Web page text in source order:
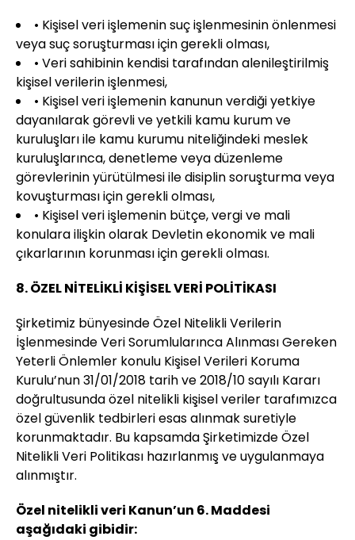
• Kişisel veri işlemenin suç işlenmesinin önlenmesi
veya suç soruşturması için gerekli olması,
• Veri sahibinin kendisi tarafından alenileştirilmiş
kişisel verilerin işlenmesi,
• Kişisel veri işlemenin kanunun verdiği yetkiye
dayanılarak görevli ve yetkili kamu kurum ve
kuruluşları ile kamu kurumu niteliğindeki meslek
kuruluşlarınca, denetleme veya düzenleme
görevlerinin yürütülmesi ile disiplin soruşturma veya
kovuşturması için gerekli olması,
• Kişisel veri işlemenin bütçe, vergi ve mali
konulara ilişkin olarak Devletin ekonomik ve mali
çıkarlarının korunması için gerekli olması.
8. ÖZEL NİTELİKLİ KİŞİSEL VERİ POLİTİKASI
Şirketimiz bünyesinde Özel Nitelikli Verilerin
İşlenmesinde Veri Sorumlularınca Alınması Gereken
Yeterli Önlemler konulu Kişisel Verileri Koruma
Kurulu’nun 31/01/2018 tarih ve 2018/10 sayılı Kararı
doğrultusunda özel nitelikli kişisel veriler tarafımızca
özel güvenlik tedbirleri esas alınmak suretiyle
korunmaktadır. Bu kapsamda Şirketimizde Özel
Nitelikli Veri Politikası hazırlanmış ve uygulanmaya
alınmıştır.
Özel nitelikli veri Kanun’un 6. Maddesi
aşağıdaki gibidir: